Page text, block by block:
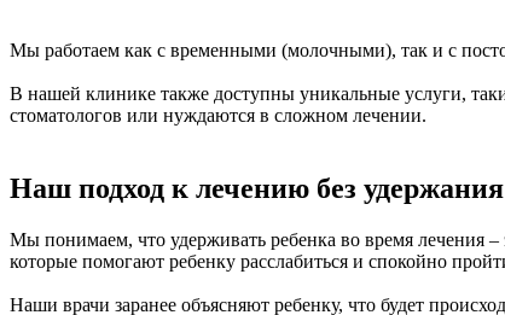
Мы работаем как с временными (молочными), так и с
В нашей клинике также доступны уникальные услуги,
стоматологов или нуждаются в сложном лечении.
Наш подход к лечению без
Мы понимаем, что удерживать ребенка во время лечения
которые помогают ребенку расслабиться и спокойно
Наши врачи заранее объясняют ребенку, что будет